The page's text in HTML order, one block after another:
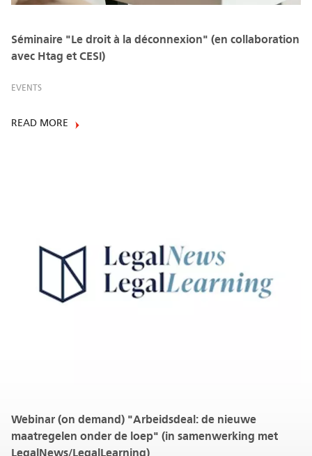
Séminaire "Le droit à la déconnexion" (en collaboration
avec Htag et CESI)
EVENTS
READ MORE
Webinar (on demand) "Arbeidsdeal: de nieuwe
maatregelen onder de loep" (in samenwerking met
LegalNews/LegalLearning)